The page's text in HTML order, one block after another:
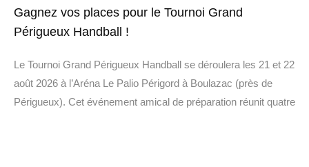
Gagnez vos places pour le Tournoi Grand
Périgueux Handball !
Le Tournoi Grand Périgueux Handball se déroulera les 21 et 22
août 2026 à l’Aréna Le Palio Périgord à Boulazac (près de
Périgueux). Cet événement amical de préparation réunit quatre